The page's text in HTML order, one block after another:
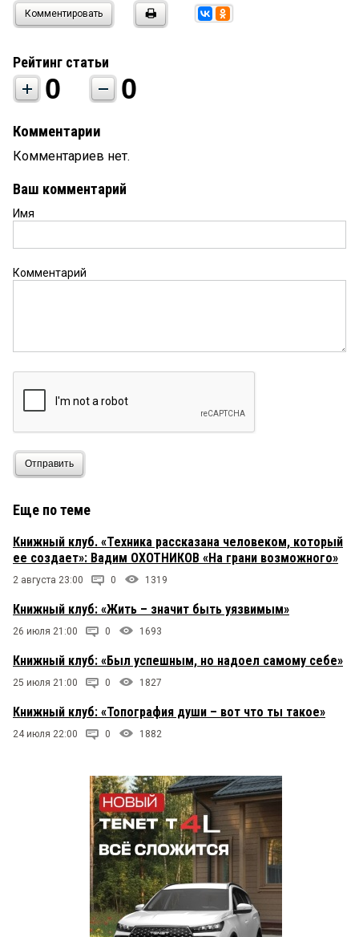
Комментировать
Рейтинг статьи
0 0
Комментарии
Комментариев нет.
Ваш комментарий
Имя
Комментарий
Отправить
Еще по теме
Книжный клуб. «Техника рассказана человеком, который
ее создает»: Вадим ОХОТНИКОВ «На грани возможного»
2 августа 23:00 0 1319
Книжный клуб: «Жить – значит быть уязвимым»
26 июля 21:00 0 1693
Книжный клуб: «Был успешным, но надоел самому себе»
25 июля 21:00 0 1827
Книжный клуб: «Топография души – вот что ты такое»
24 июля 22:00 0 1882